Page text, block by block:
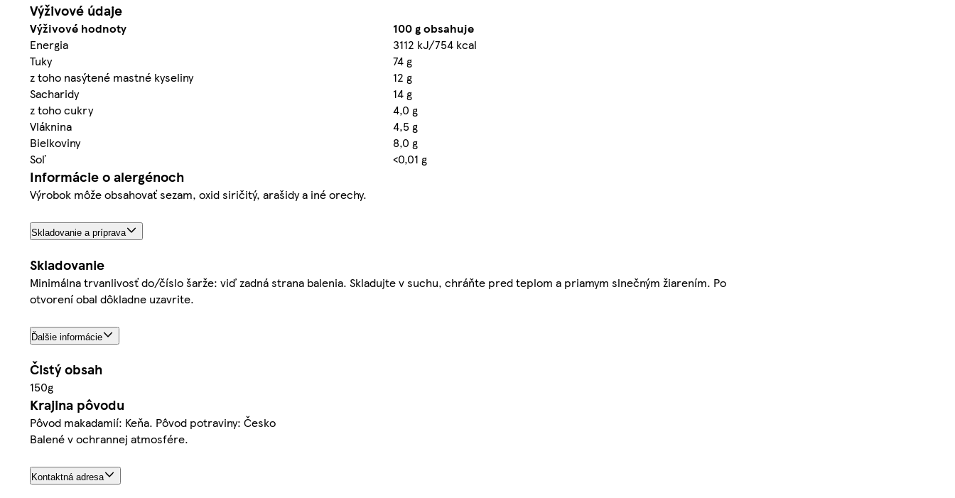
Výživové údaje
Výživové hodnoty
100 g obsahuje
Energia
3112 kJ/754 kcal
Tuky
74 g
z toho nasýtené mastné kyseliny
12 g
Sacharidy
14 g
z toho cukry
4,0 g
Vláknina
4,5 g
Bielkoviny
8,0 g
Soľ
<0,01 g
Informácie o alergénoch
Výrobok môže obsahovať sezam, oxid siričitý, arašidy a iné orechy.
Skladovanie a príprava
Skladovanie
Minimálna trvanlivosť do/číslo šarže: viď zadná strana balenia. Skladujte v suchu, chráňte pred teplom a priamym slnečným žiarením. Po
otvorení obal dôkladne uzavrite.
Ďalšie informácie
Čistý obsah
150g
Krajina pôvodu
Pôvod makadamií: Keňa. Pôvod potraviny: Česko
Balené v ochrannej atmosfére.
Kontaktná adresa